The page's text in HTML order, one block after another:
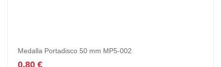
Medalla Portadisco 50 mm MP5-002
0,80 €